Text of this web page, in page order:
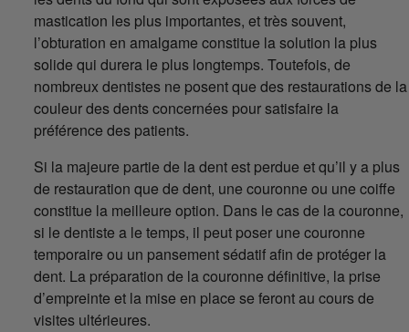
mastication les plus importantes, et très souvent,
l’obturation en amalgame constitue la solution la plus
solide qui durera le plus longtemps. Toutefois, de
nombreux dentistes ne posent que des restaurations de la
couleur des dents concernées pour satisfaire la
préférence des patients.
Si la majeure partie de la dent est perdue et qu’il y a plus
de restauration que de dent, une couronne ou une coiffe
constitue la meilleure option. Dans le cas de la couronne,
si le dentiste a le temps, il peut poser une couronne
temporaire ou un pansement sédatif afin de protéger la
dent. La préparation de la couronne définitive, la prise
d’empreinte et la mise en place se feront au cours de
visites ultérieures.